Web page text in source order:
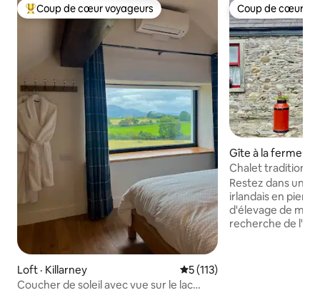
Coup de cœur voyageurs parmi les plus aimés
Coup de cœur voyageurs
Loft · Killarney Note moyenne de 5 sur 5,
5 (113)
Coucher de soleil avec vue sur le lac
Coup de cœur
Coup de cœur
Gîte à la ferme ·
Chalet
Restez dans un
irlandais en
d'élevage de
recherche de